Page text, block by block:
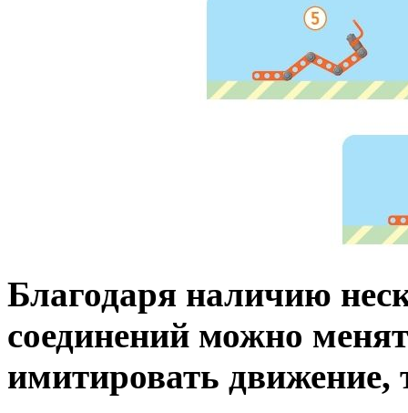
Благодаря наличию
соединений можно
имитировать движение,